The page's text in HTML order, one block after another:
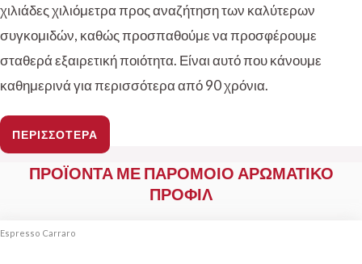
χιλιάδες χιλιόμετρα προς αναζήτηση των καλύτερων
συγκομιδών, καθώς προσπαθούμε να προσφέρουμε
σταθερά εξαιρετική ποιότητα. Είναι αυτό που κάνουμε
καθημερινά για περισσότερα από 90 χρόνια.
ΠΕΡΙΣΣΟΤΕΡΑ
ΠΡΟΪΟΝΤΑ ΜΕ ΠΑΡΟΜΟΙΟ ΑΡΩΜΑΤΙΚΟ
ΠΡΟΦΙΛ
Espresso Carraro